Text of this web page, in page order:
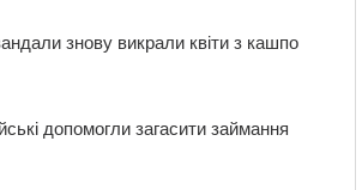
знову викрали квіти з кашпо
допомогли загасити займання